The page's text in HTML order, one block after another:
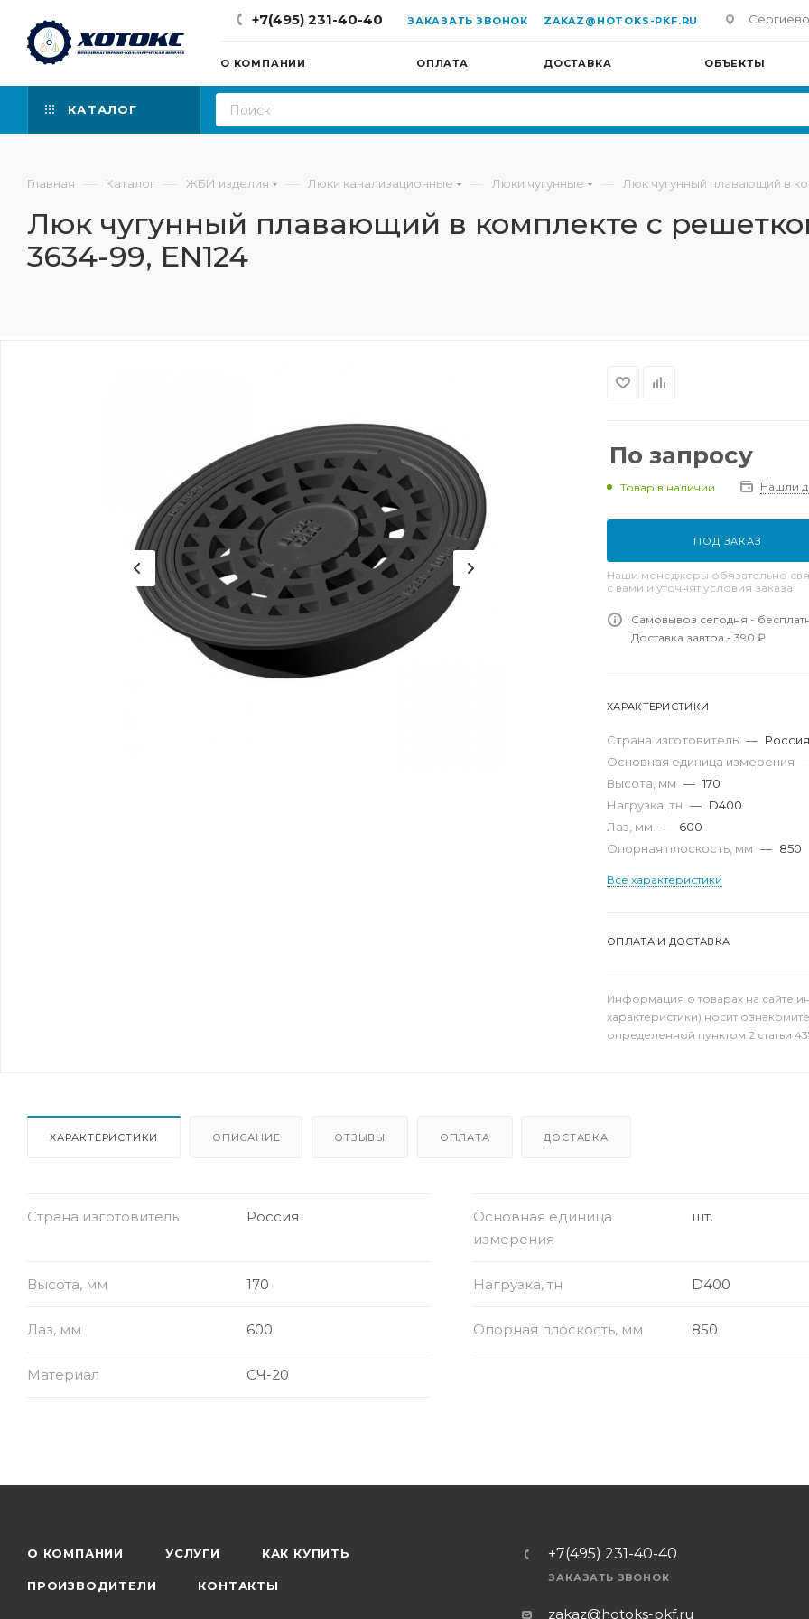
+7(495) 231-40-40 ЗАКАЗАТЬ ЗВОНОК ZAKAZ@HOTOKS-PKF.RU
О КОМПАНИИ ОПЛАТА ДОСТАВКА ОБЪЕКТЫ
КАТАЛОГ
Главная — Каталог — ЖБИ изделия — Люки канализационные — Люки чугунные — Люк чугунный плавающий в
Люк чугунный плавающий в комплекте с
3634-99, EN124
По запросу
Товар в наличии Нашли
ПОД ЗАКАЗ
Наши менеджеры обязательно
с вами и уточнят условия заказа
Самовывоз сегодня -
Доставка завтра - 390 ₽
ХАРАКТЕРИСТИКИ
Страна изготовитель — Россия
Основная единица измерения
Высота, мм — 170
Нагрузка, тн — D400
Лаз, мм — 600
Опорная плоскость, мм — 850
Все характеристики
ОПЛАТА И ДОСТАВКА
Информация о товарах на сайте
характеристики) носит
определенной пунктом 2 статьи
ХАРАКТЕРИСТИКИ ОПИСАНИЕ ОТЗЫВЫ ОПЛАТА ДОСТАВКА
Страна изготовитель Россия
Основная единица
измерения
шт.
Высота, мм 170 Нагрузка, тн D400
Лаз, мм 600 Опорная плоскость, мм 850
Материал СЧ-20
О КОМПАНИИ УСЛУГИ КАК КУПИТЬ
ПРОИЗВОДИТЕЛИ КОНТАКТЫ
+7(495) 231-40-40
ЗАКАЗАТЬ ЗВОНОК
zakaz@hotoks-pkf.ru